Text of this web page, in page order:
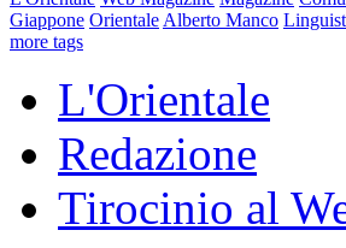
Giappone Orientale Alberto Manco
more tags
L'Orientale
Redazione
Tirocinio al